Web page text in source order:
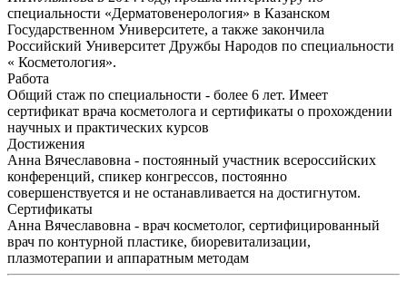
специальности «Дерматовенерология» в Казанском
Государственном Университете, а также закончила
Российский Университет Дружбы Народов по специальности
« Косметология».
Работа
Общий стаж по специальности - более 6 лет. Имеет
сертификат врача косметолога и сертификаты о прохождении
научных и практических курсов
Достижения
Анна Вячеславовна - постоянный участник всероссийских
конференций, спикер конгрессов, постоянно
совершенствуется и не останавливается на достигнутом.
Сертификаты
Анна Вячеславовна - врач косметолог, сертифицированный
врач по контурной пластике, биоревитализации,
плазмотерапии и аппаратным методам